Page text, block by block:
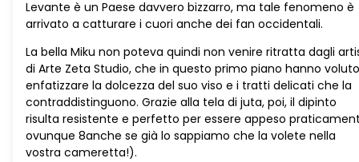
Levante è un Paese davvero bizzarro, ma tale fenomeno è
arrivato a catturare i cuori anche dei fan occidentali.
La bella Miku non poteva quindi non venire ritratta dagli
di Arte Zeta Studio, che in questo primo piano hanno voluto
enfatizzare la dolcezza del suo viso e i tratti delicati che la
contraddistinguono. Grazie alla tela di juta, poi, il dipinto
risulta resistente e perfetto per essere appeso
ovunque 8anche se già lo sappiamo che la volete nella
vostra cameretta!).